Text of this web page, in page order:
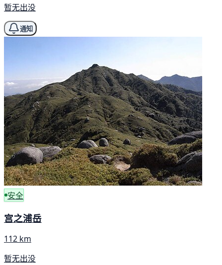
暂无出没
通知
安全
宫之浦岳
112 km
暂无出没